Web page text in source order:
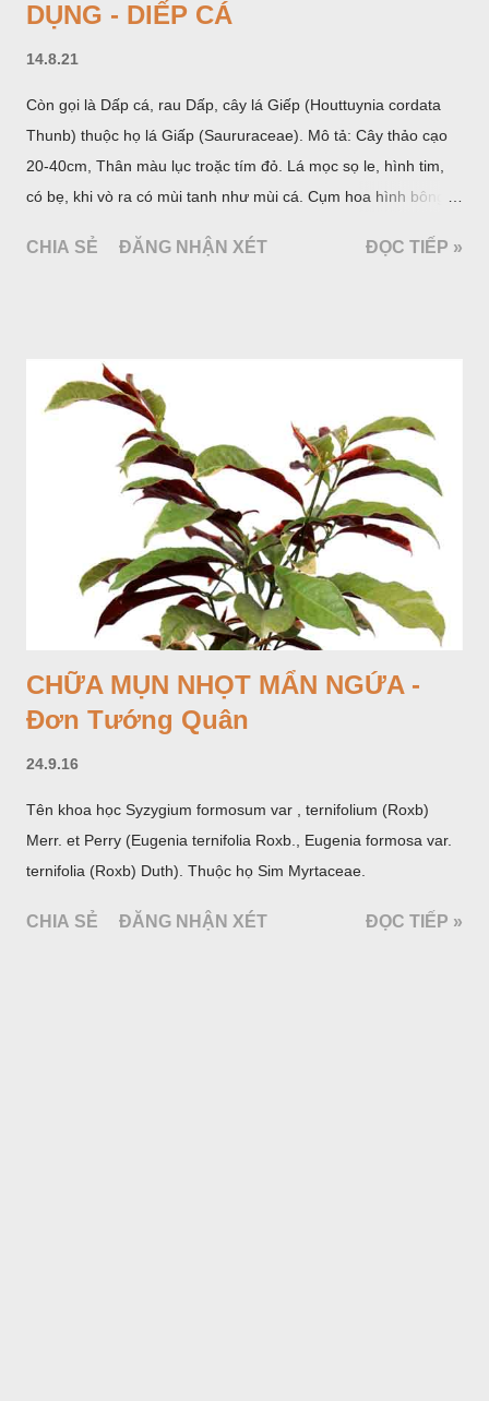
DỤNG - DIẾP CÁ
14.8.21
Còn gọi là Dấp cá, rau Dấp, cây lá Giếp (Houttuynia cordata
Thunb) thuộc họ lá Giấp (Saururaceae). Mô tả: Cây thảo cạo
20-40cm, Thân màu lục troặc tím đỏ. Lá mọc sọ le, hình tim,
có bẹ, khi vò ra có mùi tanh như mùi cá. Cụm hoa hình bông
nhạt. Hạt hình trái xoan nhẵn. Mùa hoa quả: tháng 5 – 7.
CHIA SẺ ĐĂNG NHẬN XÉT ĐỌC TIẾP »
CHỮA MỤN NHỌT MẨN NGỨA -
Đơn Tướng Quân
24.9.16
Tên khoa học Syzygium formosum var , ternifolium (Roxb)
Merr. et Perry (Eugenia ternifolia Roxb., Eugenia formosa var.
ternifolia (Roxb) Duth). Thuộc họ Sim Myrtaceae.
CHIA SẺ ĐĂNG NHẬN XÉT ĐỌC TIẾP »